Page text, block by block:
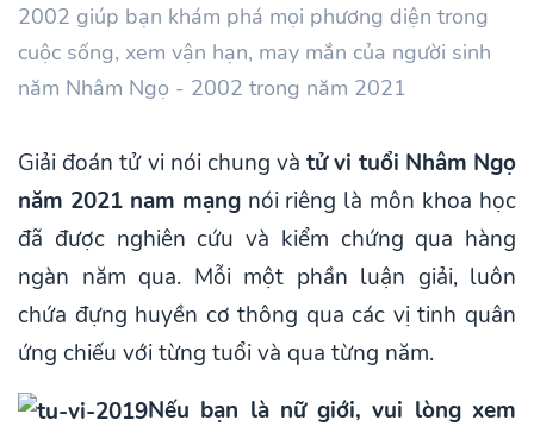
2002 giúp bạn khám phá mọi phương diện trong
cuộc sống, xem vận hạn, may mắn của người sinh
năm Nhâm Ngọ - 2002 trong năm 2021
Giải đoán tử vi nói chung vàtử vi tuổi Nhâm Ngọ
năm 2021 nam mạngnói riêng là môn khoa học
đã được nghiên cứu và kiểm chứng qua hàng
ngàn năm qua. Mỗi một phần luận giải, luôn
chứa đựng huyền cơ thông qua các vị tinh quân
ứng chiếu với từng tuổi và qua từng năm.
Nếu bạn là nữ giới, vui lòng xem